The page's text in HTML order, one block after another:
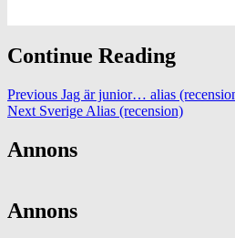
Continue Reading
Previous Jag är junior… alias
Next Sverige Alias (recension)
Annons
Annons